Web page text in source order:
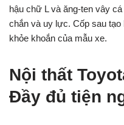
hậu chữ L và ăng-ten vây
chắn và uy lực. Cốp sau
khỏe khoắn của mẫu xe.
Nội thất
Đầy đủ tiện